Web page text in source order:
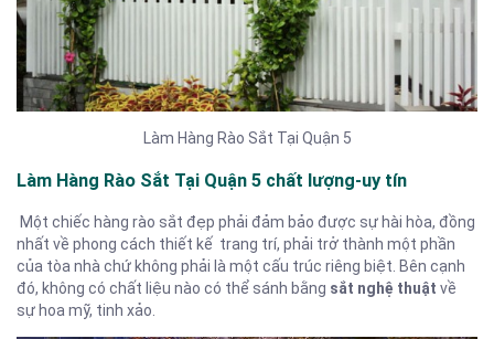
Làm Hàng Rào Sắt Tại Quận 5
Làm Hàng Rào Sắt Tại Quận 5 chất lượng-uy tín
Một chiếc hàng rào sắt đẹp phải đảm bảo được sự hài hòa, đồng
nhất về phong cách thiết kế trang trí, phải trở thành một phần
của tòa nhà chứ không phải là một cấu trúc riêng biệt. Bên cạnh
đó, không có chất liệu nào có thể sánh bằng sắt nghệ thuật về
sự hoa mỹ, tinh xảo.